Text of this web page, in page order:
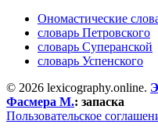
Ономастические
словарь Петровского
словарь Суперанской
словарь Успенского
© 2026 lexicography.online.
Фасмера М.: запаска
Пользовательское